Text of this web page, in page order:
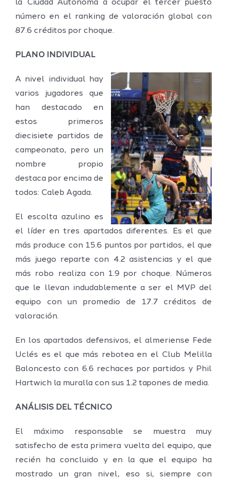
la Ciudad Autónoma a ocupar el tercer puesto
número en el ranking de valoración global con
87.6 créditos por choque.
PLANO INDIVIDUAL
A nivel individual hay
varios jugadores que
han destacado en
estos primeros
diecisiete partidos de
campeonato, pero un
nombre propio
destaca por encima de
todos: Caleb Agada.
El escolta azulino es
el líder en tres apartados diferentes. Es el que
más produce con 15.6 puntos por partidos, el que
más juego reparte con 4.2 asistencias y el que
más robo realiza con 1.9 por choque. Números
que le llevan indudablemente a ser el MVP del
equipo con un promedio de 17.7 créditos de
valoración.
En los apartados defensivos, el almeriense Fede
Uclés es el que más rebotea en el Club Melilla
Baloncesto con 6.6 rechaces por partidos y Phil
Hartwich la muralla con sus 1.2 tapones de media.
ANÁLISIS DEL TÉCNICO
El máximo responsable se muestra muy
satisfecho de esta primera vuelta del equipo, que
recién ha concluido y en la que el equipo ha
mostrado un gran nivel, eso si, siempre con